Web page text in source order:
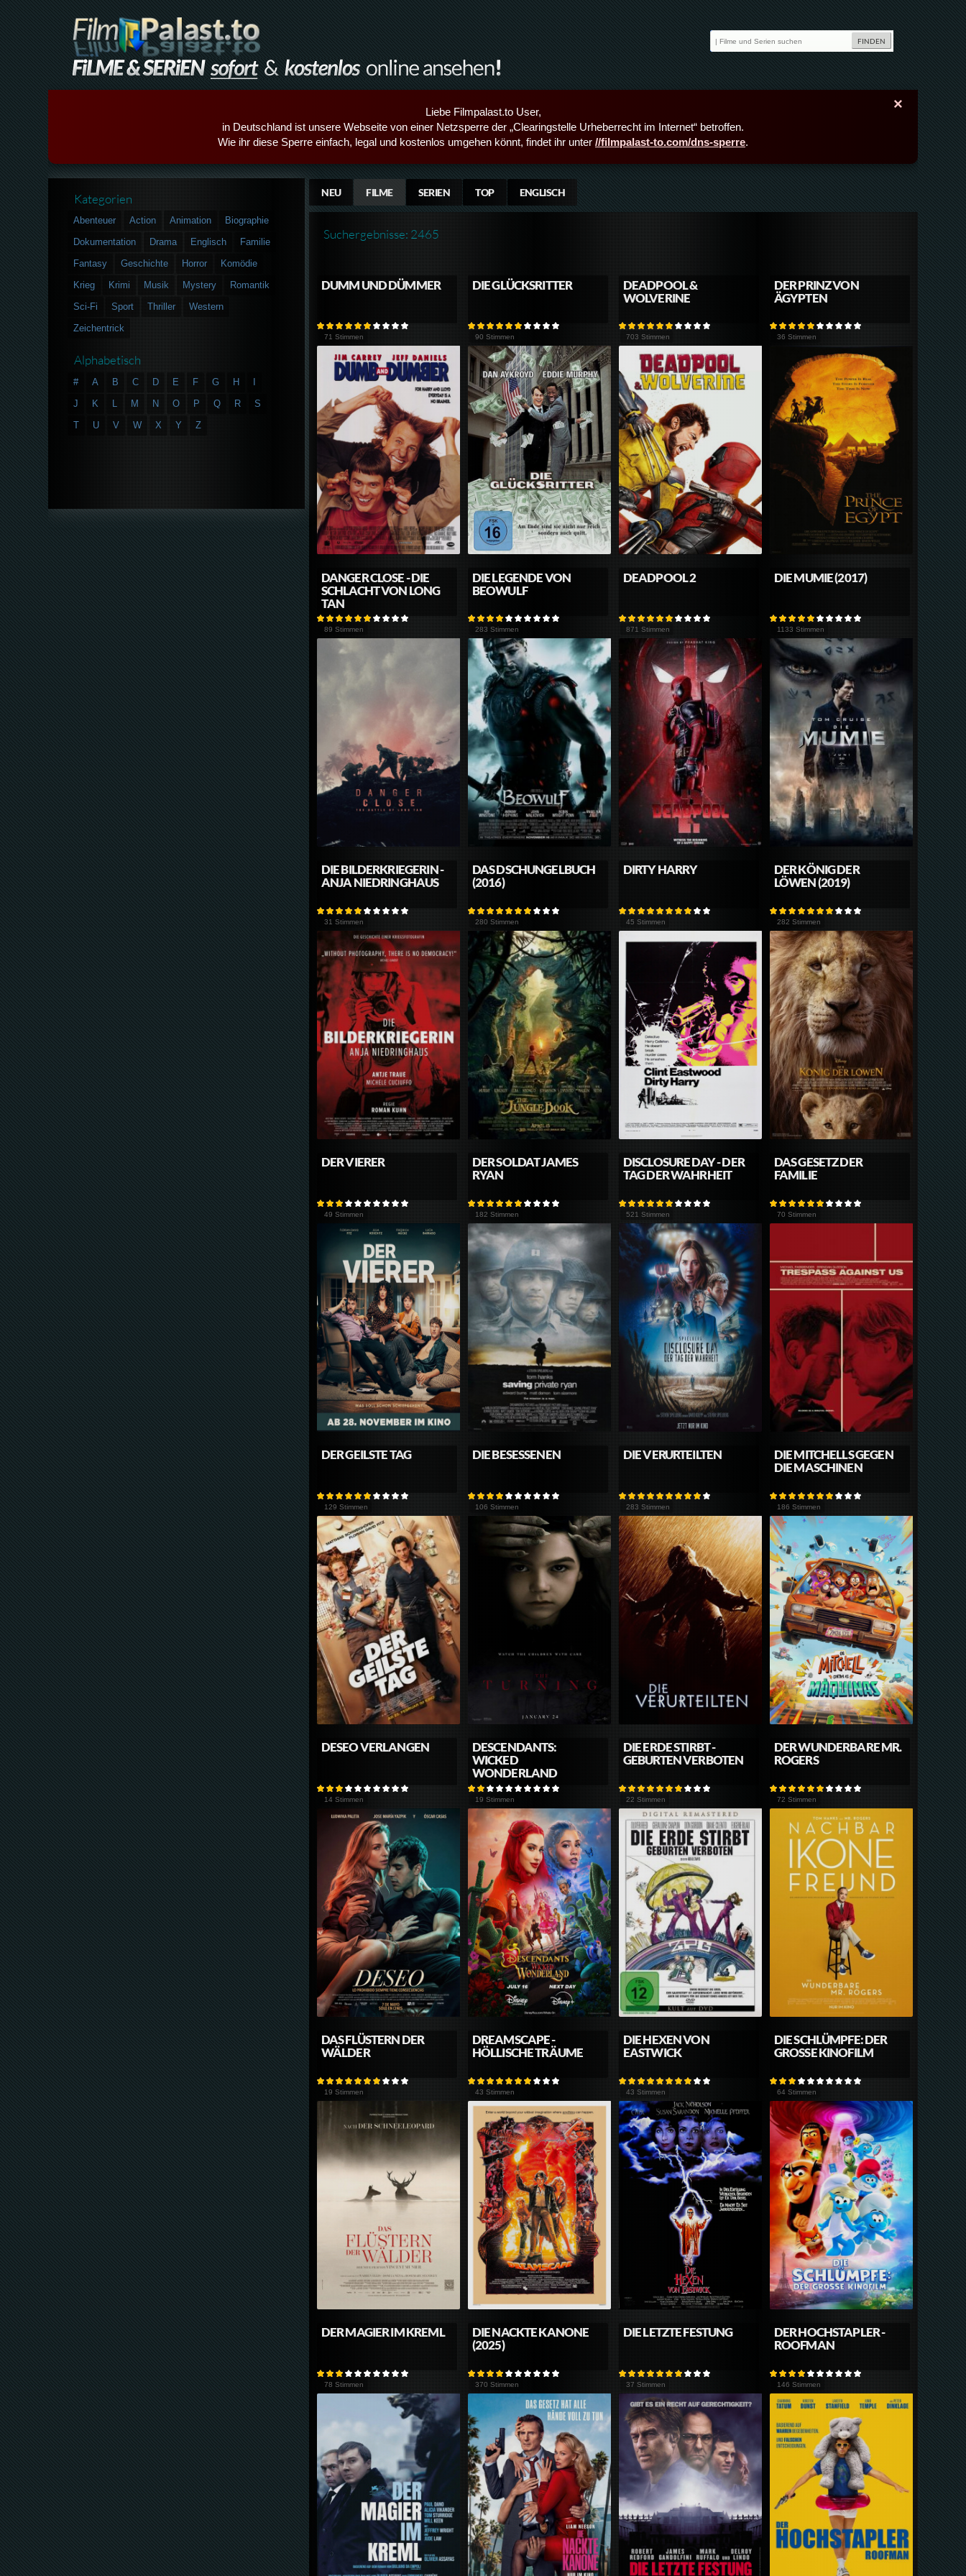
×
Liebe Filmpalast.to User,
in Deutschland ist unsere Webseite von einer Netzsperre der „Clearingstelle Urheberrecht im Internet“ betroffen.
Wie ihr diese Sperre einfach, legal und kostenlos umgehen könnt, findet ihr unter //filmpalast-to.com/dns-sperre.
NEU FILME SERIEN TOP ENGLISCH
Suchergebnisse: 2465
DUMM UND DÜMMER
71 Stimmen
DIE GLÜCKSRITTER
90 Stimmen
DEADPOOL &
WOLVERINE
703 Stimmen
DER PRINZ VON
ÄGYPTEN
36 Stimmen
DANGER CLOSE - DIE
SCHLACHT VON LONG
TAN
89 Stimmen
DIE LEGENDE VON
BEOWULF
283 Stimmen
DEADPOOL 2
871 Stimmen
DIE MUMIE (2017)
1133 Stimmen
DIE BILDERKRIEGERIN -
ANJA NIEDRINGHAUS
31 Stimmen
DAS DSCHUNGELBUCH
(2016)
280 Stimmen
DIRTY HARRY
45 Stimmen
DER KÖNIG DER
LÖWEN (2019)
282 Stimmen
DER VIERER
49 Stimmen
DER SOLDAT JAMES
RYAN
182 Stimmen
DISCLOSURE DAY - DER
TAG DER WAHRHEIT
521 Stimmen
DAS GESETZ DER
FAMILIE
70 Stimmen
DER GEILSTE TAG
129 Stimmen
DIE BESESSENEN
106 Stimmen
DIE VERURTEILTEN
283 Stimmen
DIE MITCHELLS GEGEN
DIE MASCHINEN
186 Stimmen
DESEO VERLANGEN
14 Stimmen
DESCENDANTS:
WICKED
WONDERLAND
19 Stimmen
DIE ERDE STIRBT -
GEBURTEN VERBOTEN
22 Stimmen
DER WUNDERBARE MR.
ROGERS
72 Stimmen
DAS FLÜSTERN DER
WÄLDER
19 Stimmen
DREAMSCAPE -
HÖLLISCHE TRÄUME
43 Stimmen
DIE HEXEN VON
EASTWICK
43 Stimmen
DIE SCHLÜMPFE: DER
GROSSE KINOFILM
64 Stimmen
DER MAGIER IM KREML
78 Stimmen
DIE NACKTE KANONE
(2025)
370 Stimmen
DIE LETZTE FESTUNG
37 Stimmen
DER HOCHSTAPLER -
ROOFMAN
146 Stimmen
Kategorien
Abenteuer Action Animation
Biographie
Dokumentation
Drama Englisch
Familie
Fantasy
Geschichte Horror
Komödie
Krieg
Krimi Musik Mystery
Romantik
Sci-Fi
Sport Thriller
Western
Zeichentrick
Alphabetisch
# A B C D E F G H
J
K L M N O P Q R
S
T
U V W X Y Z